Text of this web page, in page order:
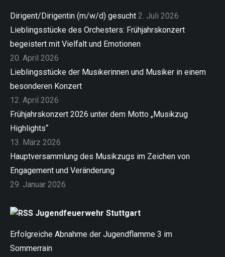
Dirigent/Dirigentin (m/w/d) gesucht 2. Juli 2026
Lieblingsstücke des Orchesters: Frühjahrskonzert
begeistert mit Vielfalt und Emotionen
20. April 2026
Lieblingsstücke der Musikerinnen und Musiker in einem
besonderen Konzert
12. April 2026
Frühjahrskonzert 2026 unter dem Motto „Musikzug
Highlights“
13. März 2026
Hauptversammlung des Musikzugs im Zeichen von
Engagement und Veränderung
29. Januar 2026
Jugendfeuerwehr Stuttgart
Erfolgreiche Abnahme der Jugendflamme 3 im
Sommerrain